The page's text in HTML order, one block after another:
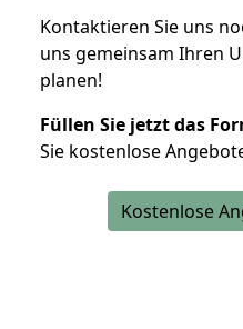
Kontaktieren Sie uns
uns gemeinsam Ihren
planen!
Füllen Sie jetzt das
Sie kostenlose
Kostenlose